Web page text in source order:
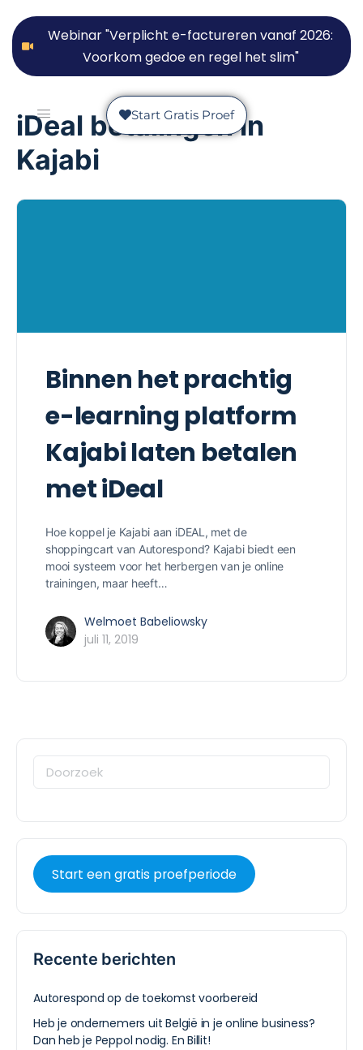
Webinar "Verplicht e-factureren vanaf 2026:
Voorkom gedoe en regel het slim"
Start Gratis Proef
iDeal betalingen in
Kajabi
Binnen het prachtig
e-learning platform
Kajabi laten betalen
met iDeal
Hoe koppel je Kajabi aan iDEAL, met de
shoppingcart van Autorespond? Kajabi biedt een
mooi systeem voor het herbergen van je online
trainingen, maar heeft…
Welmoet Babeliowsky
juli 11, 2019
Start een gratis proefperiode
Recente berichten
Autorespond op de toekomst voorbereid
Heb je ondernemers uit België in je online business?
Dan heb je Peppol nodig. En Billit!